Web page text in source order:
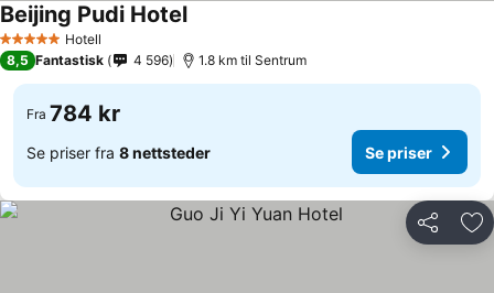
5 Stjerner Hotell
Beijing Pudi HotelSe priser
8,5 Fantastisk 4 596 1.8 km til Sentrum
Fra 784 kr
Se priser fra 8 nettsteder Se priser
Del